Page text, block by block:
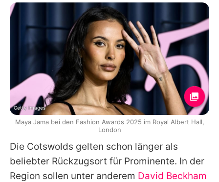
Die Cotswolds gelten schon länger als
beliebter Rückzugsort für Prominente. In der
Region sollen unter anderem David Beckham
Getty Images
Maya Jama bei den Fashion Awards 2025 im Royal Albert Hall,
London